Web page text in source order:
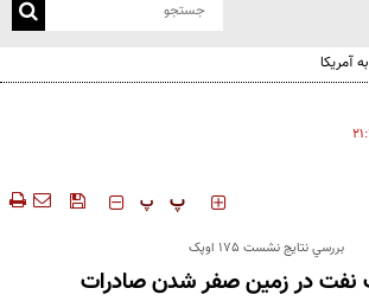
آمریکا
‍‍‍ پ پ
بررسي نتايج نشست 175 اوپک
نفت در زمين صفر شدن صادرات